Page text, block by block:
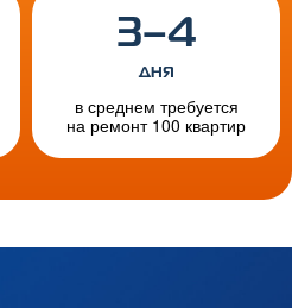
3–4
дня
в среднем требуется
на ремонт 100 квартир